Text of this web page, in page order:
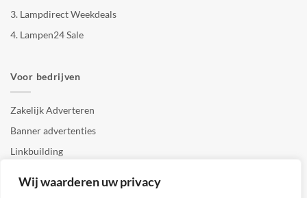
Wij waarderen uw privacy
3. Lampdirect Weekdeals
4. Lampen24 Sale
Voor bedrijven
Zakelijk Adverteren
Banner advertenties
Linkbuilding